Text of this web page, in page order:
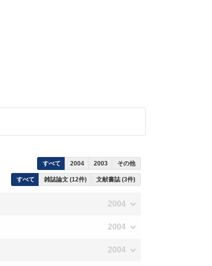
すべて 2004 2003 その他
すべて 雑誌論文 (12件) 文献書誌 (3件)
2004
2004
2004